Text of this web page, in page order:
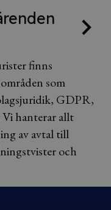
finns
som
GDPR,
hanterar allt
av avtal till
och